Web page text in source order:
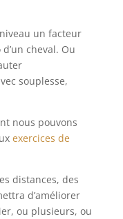
un facteur
cheval. Ou
souplesse,
nous pouvons
exercices de
distances, des
d’améliorer
ou plusieurs, ou